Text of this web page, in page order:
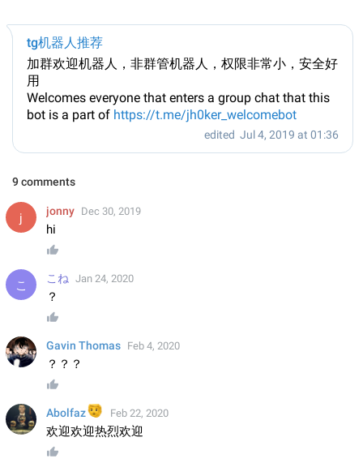
tg机器人推荐
加群欢迎机器人，非群管机器人，权限非常小，安全好
用
Welcomes everyone that enters a group chat that this
bot is a part of https://t.me/jh0ker_welcomebot
edited Jul 4, 2019 at 01:36
9 comments
jonny Dec 30, 2019
hi
こね Jan 24, 2020
？
Gavin Thomas Feb 4, 2020
？？？
Abolfaz Feb 22, 2020
欢迎欢迎热烈欢迎